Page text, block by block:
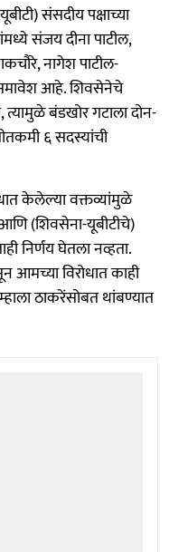
संसदीय पक्षाच्या
संजय दीना पाटील,
नागेश पाटील-
आहे. शिवसेनेचे
बंडखोर गटाला दोन-
६ सदस्यांची
केलेल्या वक्तव्यांमुळे
(शिवसेना-यूबीटीचे)
निर्णय घेतला नव्हता.
आमच्या विरोधात काही
ठाकरेंसोबत थांबण्यात